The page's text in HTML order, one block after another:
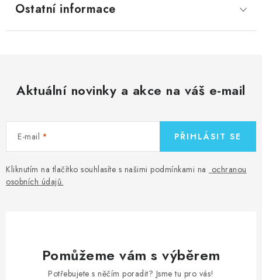
Ostatní informace
Aktuální novinky a akce na váš e-mail
E-mail
Kliknutím na tlačítko souhlasíte s našimi podmínkami na ochranou
osobních údajů.
PŘIHLÁSIT SE
Pomůžeme vám s výběrem
Potřebujete s něčím poradit? Jsme tu pro vás!